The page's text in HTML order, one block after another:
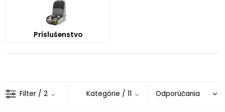
Príslušenstvo
Filter / 2 Kategórie / 11